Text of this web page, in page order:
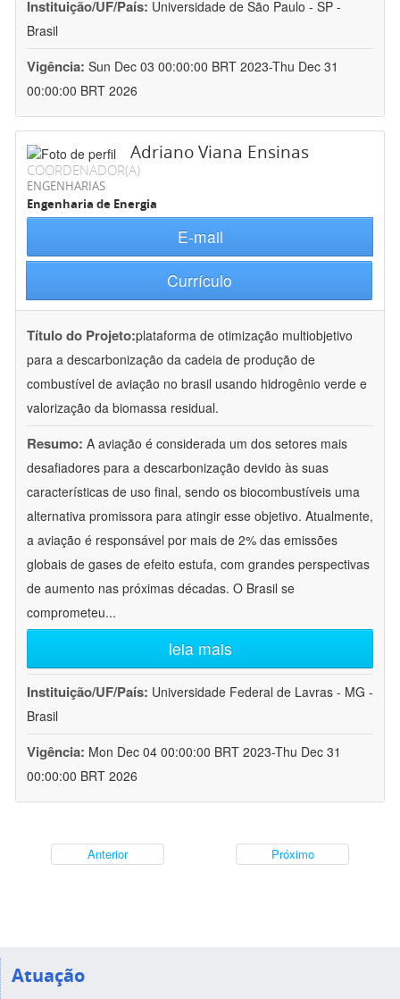
Instituição/UF/País: Universidade de São Paulo - SP -
Brasil
Vigência: Sun Dec 03 00:00:00 BRT 2023-Thu Dec 31
00:00:00 BRT 2026
Adriano Viana Ensinas
COORDENADOR(A)
ENGENHARIAS
Engenharia de Energia
E-mail
Currículo
Título do Projeto:plataforma de otimização multiobjetivo
para a descarbonização da cadeia de produção de
combustível de aviação no brasil usando hidrogênio verde e
valorização da biomassa residual.
Resumo: A aviação é considerada um dos setores mais
desafiadores para a descarbonização devido às suas
características de uso final, sendo os biocombustíveis uma
alternativa promissora para atingir esse objetivo. Atualmente,
a aviação é responsável por mais de 2% das emissões
globais de gases de efeito estufa, com grandes perspectivas
de aumento nas próximas décadas. O Brasil se
comprometeu...
leia mais
Instituição/UF/País: Universidade Federal de Lavras - MG -
Brasil
Vigência: Mon Dec 04 00:00:00 BRT 2023-Thu Dec 31
00:00:00 BRT 2026
Anterior Próximo
Atuação